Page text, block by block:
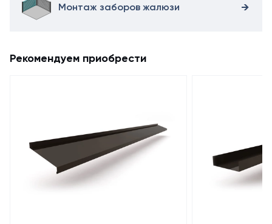
Монтаж заборов жалюзи
Рекомендуем приобрести